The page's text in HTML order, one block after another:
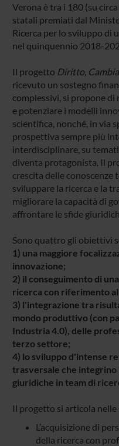
Verona è tra i 180 (su
statali premiati dal
Ricerca per lo sviluppo di
nel quinquennio 2018-
Il progetto Diritto,
ricevuto un sostegno
complessivi, si propone
e potenziare i modelli
scientifica, nonché, in via
prospettiva sempre più
interdisciplinare, su
diventa protagonista. Il
crescita delle conoscenze
sviluppare la ricerca e la
migliorare la capacità di
affrontare le sfide
Sono quattro gli obiettivi
1) una maggiore
innovazione;
2) il conseguimento di
ricerca con riferimento
3) l'integrazione tra
mondo produttivo (con
Industria 4.0), delle
terzo settore;
4) lo sviluppo d'intense
trasversale che integrino
giuridiche in team di
Il progetto si articola
L’acquisizione di
della ricerca con